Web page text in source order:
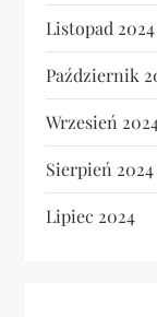
Listopad 2024
Październik
Wrzesień
Sierpień 2024
Lipiec 2024